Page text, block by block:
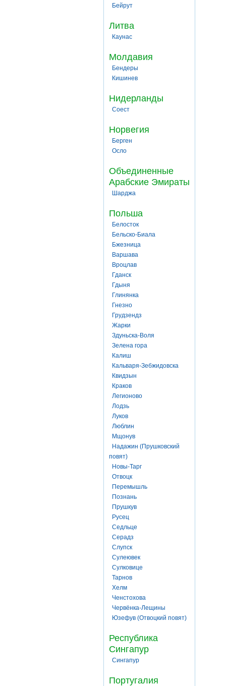
Бейрут
Литва
Каунас
Молдавия
Бендеры
Кишинев
Нидерланды
Соест
Норвегия
Берген
Осло
Объединенные
Арабские Эмираты
Шарджа
Польша
Белосток
Бельско-Биала
Бжезница
Варшава
Вроцлав
Гданск
Гдыня
Глинянка
Гнезно
Грудзендз
Жарки
Здуньска-Воля
Зелена гора
Калиш
Кальваря-Зебжидовска
Квидзын
Краков
Легионово
Лодзь
Луков
Люблин
Мщонув
Надажин (Прушковский
повят)
Новы-Тарг
Отвоцк
Перемышль
Познань
Прушкув
Русец
Седльце
Серадз
Слупск
Сулеювек
Сулковице
Тарнов
Хелм
Ченстохова
Червёнка-Лещины
Юзефув (Отвоцкий повят)
Республика
Сингапур
Сингапур
Португалия